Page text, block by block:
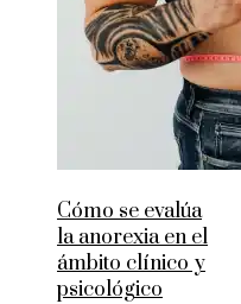
Cómo se evalúa
la anorexia en el
ámbito clínico y
psicológico